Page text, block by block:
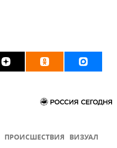
ПРОИСШЕСТВИЯ ВИЗУАЛ